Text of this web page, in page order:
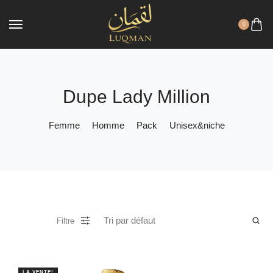
0
Dupe Lady Million
Femme Homme Pack Unisex&niche
Filtre